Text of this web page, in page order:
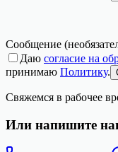
Сообщение
Даю согласие на
принимаю Политику.
Свяжемся в рабочее
Или напишите